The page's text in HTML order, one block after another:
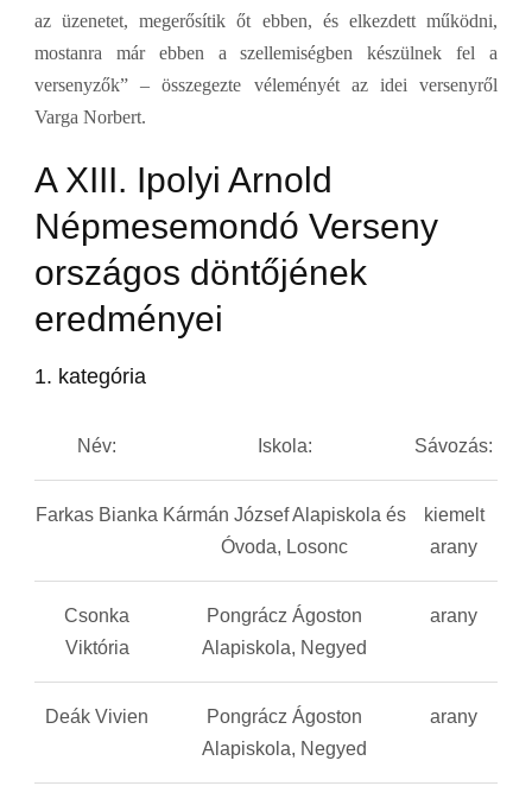
az üzenetet, megerősítik őt ebben, és elkezdett működni,
mostanra már ebben a szellemiségben készülnek fel a
versenyzők” – összegezte véleményét az idei versenyről
Varga Norbert.
A XIII. Ipolyi Arnold
Népmesemondó Verseny
országos döntőjének
eredményei
1. kategória
Név: Iskola: Sávozás:
Farkas Bianka Kármán József Alapiskola és
Óvoda, Losonc
kiemelt
arany
Csonka
Viktória
Pongrácz Ágoston
Alapiskola, Negyed
arany
Deák Vivien
Pongrácz Ágoston
Alapiskola, Negyed
arany